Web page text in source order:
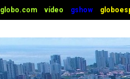
globo.com vídeo gshow